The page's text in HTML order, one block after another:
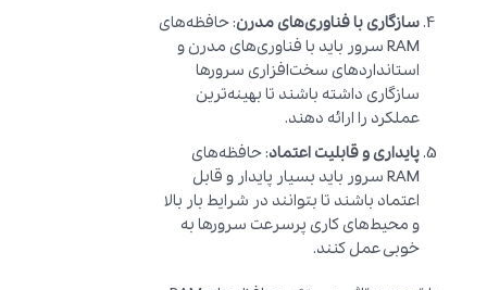
سازگاری با فناوری‌های مدرن: حافظه‌های
RAM سرور باید با فناوری‌های مدرن و
استانداردهای سخت‌افزاری سرورها
سازگاری داشته باشند تا بهینه‌ترین
عملکرد را ارائه دهند.
پایداری و قابلیت اعتماد: حافظه‌های
RAM سرور باید بسیار پایدار و قابل
اعتماد باشند تا بتوانند در شرایط بار بالا
و محیط‌های کاری پرسرعت سرورها به
خوبی عمل کنند.